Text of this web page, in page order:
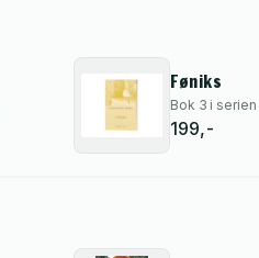
Føniks
Bok 3 i serien
199,-